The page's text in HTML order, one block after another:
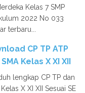
Kelas 7 SMP
2022 No 033
terbaru...
CP TP ATP
Kelas X XI XII
lengkap CP TP dan
X XI XII Sesuai SE